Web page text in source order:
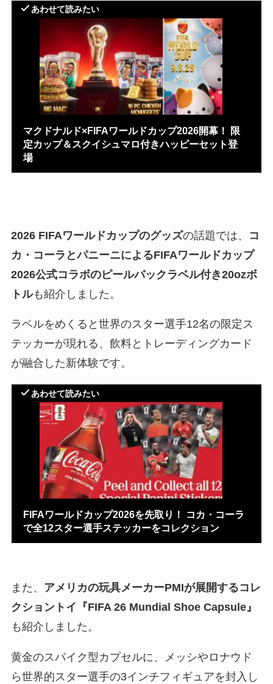
あわせて読みたい
マクドナルド×FIFAワールドカップ2026開幕！ 限
定カップ＆スクイシュマロ付きハッピーセット登
場
2026 FIFAワールドカップのグッズの話題では、
コ
カ・コーラとパニーニによるFIFAワールドカップ
2026公式コラボのピールバックラベル付き20ozボ
トルも紹介しました。
ラベルをめくると世界のスター選手12名の限定ス
テッカーが現れる、飲料とトレーディングカード
が融合した新体験です。
あわせて読みたい
FIFAワールドカップ2026を先取り！ コカ・コーラ
で全12スター選手ステッカーをコレクション
また、 アメリカの玩具メーカーPMIが展開するコレ
クショントイ『FIFA 26 Mundial Shoe Capsule』
も紹介しました。
黄金のスパイク型カプセルに、メッシやロナウド
ら世界的スター選手の3インチフィギュアを封入し